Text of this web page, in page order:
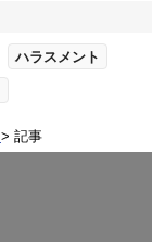
ハラスメント
記事